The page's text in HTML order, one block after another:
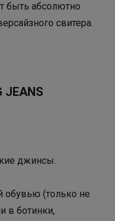
быть абсолютно
свитера.
JEANS
джинсы.
обувью (только не
в ботинки,